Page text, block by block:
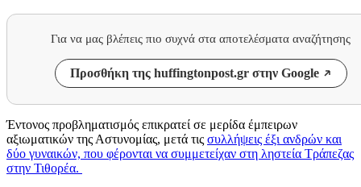
Για να μας βλέπεις πιο συχνά στα αποτελέσματα αναζήτησης
Προσθήκη της huffingtonpost.gr στην Google
Έντονος προβληματισμός επικρατεί σε μερίδα έμπειρων
αξιωματικών της Αστυνομίας, μετά τις συλλήψεις έξι ανδρών και
δύο γυναικών, που φέρονται να συμμετείχαν στη ληστεία Τράπεζας
στην Τιθορέα.